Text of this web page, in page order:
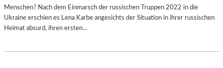
Menschen? Nach dem Einmarsch der russischen Truppen 2022 in die
Ukraine erschien es Lena Karbe angesichts der Situation in ihrer russischen
Heimat absurd, ihren ersten…